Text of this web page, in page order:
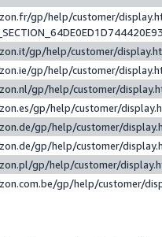
gp/help/customer/
gp/help/customer/
gp/help/customer/
gp/help/customer/
gp/help/customer/
gp/help/customer/
gp/help/customer/
gp/help/customer/
gp/help/customer/